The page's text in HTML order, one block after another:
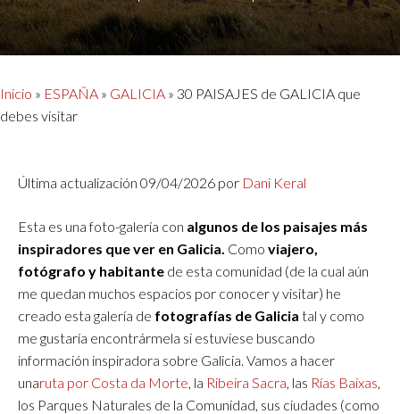
Inicio » ESPAÑA » GALICIA » 30 PAISAJES de GALICIA que
debes visitar
Última actualización 09/04/2026 por Dani Keral
Esta es una foto-galería con algunos de los paisajes más
inspiradores que ver en Galicia. Como viajero,
fotógrafo y habitante de esta comunidad (de la cual aún
me quedan muchos espacios por conocer y visitar) he
creado esta galería de fotografías de Galicia tal y como
me gustaría encontrármela si estuviese buscando
información inspiradora sobre Galicia. Vamos a hacer
unaruta por Costa da Morte , la Ribeira Sacra , las Rías Baixas
los Parques Naturales de la Comunidad, sus ciudades (como